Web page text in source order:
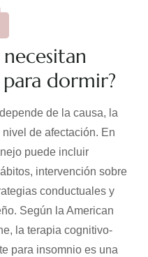
necesitan
dormir?
de la causa, la
de afectación. En
puede incluir
intervención sobre
conductuales y
Según la American
la terapia cognitivo-
para insomnio es una